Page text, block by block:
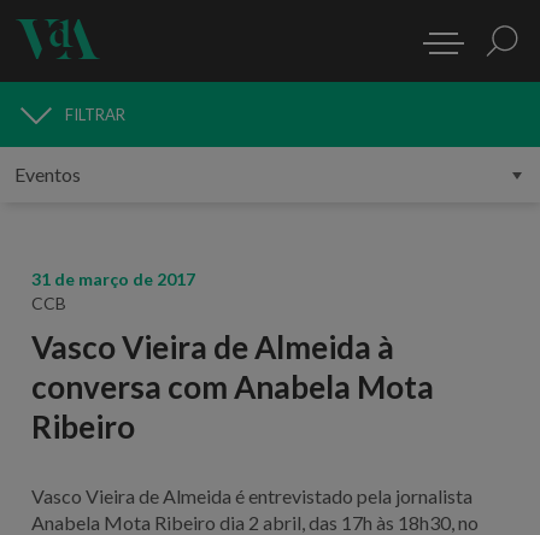
MEDIA
FILTRAR
31 de março de 2017
CCB
Vasco Vieira de Almeida à
conversa com Anabela Mota
Ribeiro
Vasco Vieira de Almeida é entrevistado pela jornalista
Anabela Mota Ribeiro dia 2 abril, das 17h às 18h30, no